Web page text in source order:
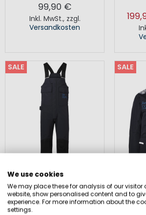
99,90 €
Inkl. MwSt., zzgl.
Versandkosten
SALE
HOBART 5 OCEAN HOSE
HERREN
SALE
We use cookies
We may place these for analysis of our visitor
website, show personalised content and to
experience. For more information about the
settings.